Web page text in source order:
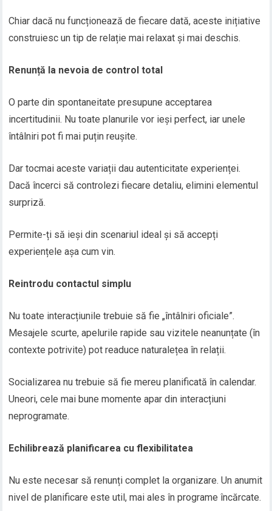
Chiar dacă nu funcționează de fiecare dată, aceste inițiative
construiesc un tip de relație mai relaxat și mai deschis.
Renunță la nevoia de control total
O parte din spontaneitate presupune acceptarea
incertitudinii. Nu toate planurile vor ieși perfect, iar unele
întâlniri pot fi mai puțin reușite.
Dar tocmai aceste variații dau autenticitate experienței.
Dacă încerci să controlezi fiecare detaliu, elimini elementul
surpriză.
Permite-ți să ieși din scenariul ideal și să accepți
experiențele așa cum vin.
Reintrodu contactul simplu
Nu toate interacțiunile trebuie să fie „întâlniri oficiale”.
Mesajele scurte, apelurile rapide sau vizitele neanunțate (în
contexte potrivite) pot readuce naturalețea în relații.
Socializarea nu trebuie să fie mereu planificată în calendar.
Uneori, cele mai bune momente apar din interacțiuni
neprogramate.
Echilibrează planificarea cu flexibilitatea
Nu este necesar să renunți complet la organizare. Un anumit
nivel de planificare este util, mai ales în programe încărcate.